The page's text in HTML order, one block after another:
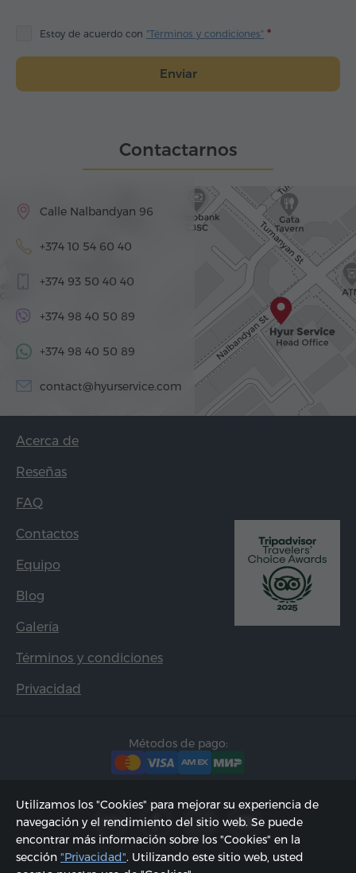
Estoy de acuerdo con "Términos y condiciones"
Enviar
Contactarnos
Calle Nalbandyan 96
+374 10 54 60 40
+374 93 50 40 40
+374 98 40 50 89
+374 98 40 50 89
contact@hyurservice.com
Acerca de
Reseñas
FAQ
Contactos
Equipo
Blog
Galería
Términos y condiciones
Privacidad
Métodos de pago:
Utilizamos los "Cookies" para mejorar su experiencia de
navegación y el rendimiento del sitio web. Se puede
encontrar más información sobre los "Cookies" en la
sección "Privacidad". Utilizando este sitio web, usted